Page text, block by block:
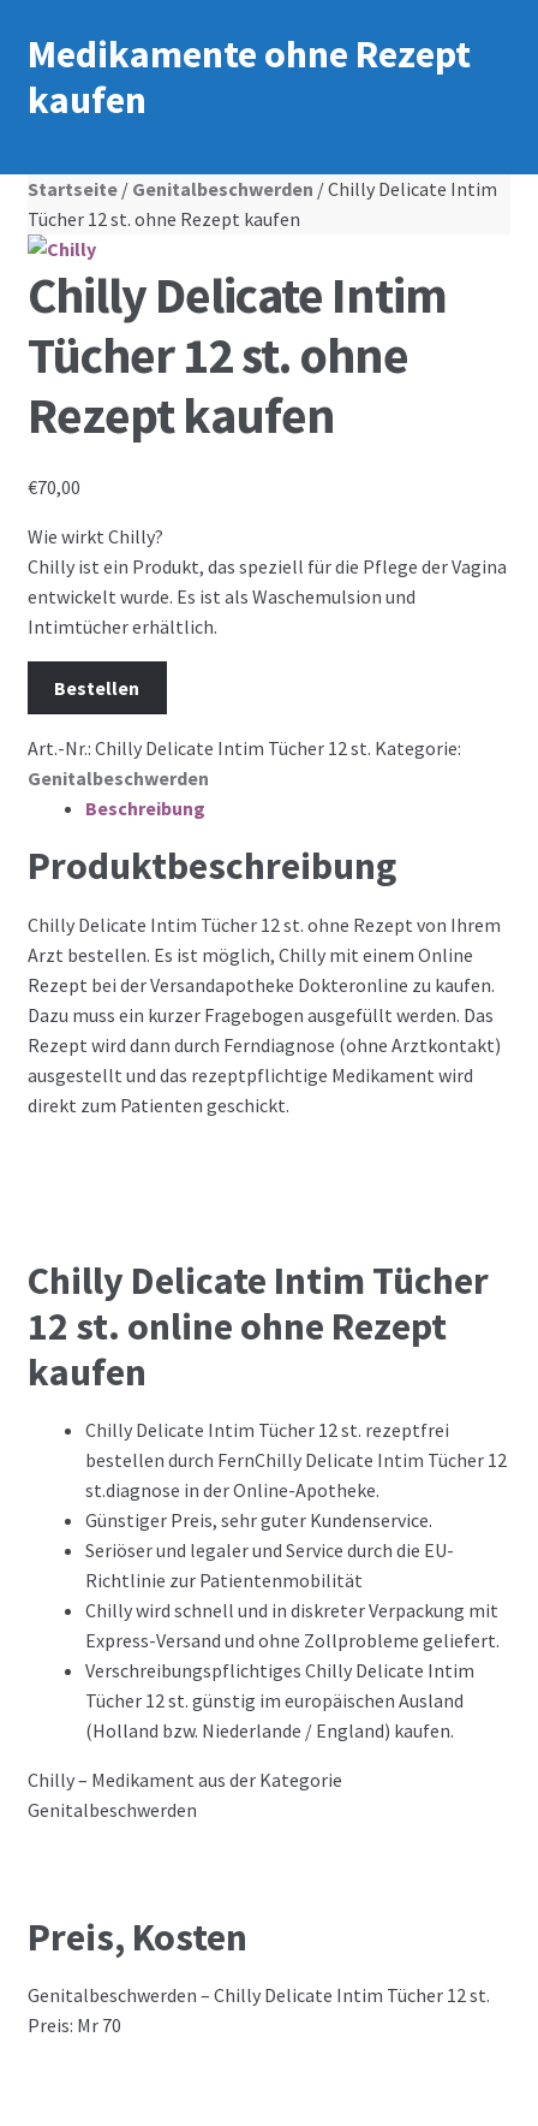
Medikamente ohne Rezept
kaufen
Startseite/ Genitalbeschwerden / Chilly Delicate Intim
Tücher 12 st. ohne Rezept kaufen
Chilly Delicate Intim
Tücher 12 st. ohne
Rezept kaufen
€70,00
Wie wirkt Chilly?
Chilly ist ein Produkt, das speziell für die Pflege der Vagina
entwickelt wurde. Es ist als Waschemulsion und
Intimtücher erhältlich.
Bestellen
Art.-Nr.: Chilly Delicate Intim Tücher 12 st. Kategorie:
Genitalbeschwerden
Beschreibung
Produktbeschreibung
Chilly Delicate Intim Tücher 12 st. ohne Rezept von Ihrem
Arzt bestellen. Es ist möglich, Chilly mit einem Online
Rezept bei der Versandapotheke Dokteronline zu kaufen.
Dazu muss ein kurzer Fragebogen ausgefüllt werden. Das
Rezept wird dann durch Ferndiagnose (ohne Arztkontakt)
ausgestellt und das rezeptpflichtige Medikament wird
direkt zum Patienten geschickt.
Chilly Delicate Intim Tücher
12 st. online ohne Rezept
kaufen
Chilly Delicate Intim Tücher 12 st. rezeptfrei
bestellen durch FernChilly Delicate Intim Tücher 12
st.diagnose in der Online-Apotheke.
Günstiger Preis, sehr guter Kundenservice.
Seriöser und legaler und Service durch die EU-
Richtlinie zur Patientenmobilität
Chilly wird schnell und in diskreter Verpackung mit
Express-Versand und ohne Zollprobleme geliefert.
Verschreibungspflichtiges Chilly Delicate Intim
Tücher 12 st. günstig im europäischen Ausland
(Holland bzw. Niederlande / England) kaufen.
Chilly – Medikament aus der Kategorie
Genitalbeschwerden
Preis, Kosten
Genitalbeschwerden – Chilly Delicate Intim Tücher 12 st.
Preis: Mr 70